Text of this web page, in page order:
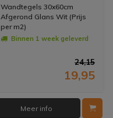
Wandtegels 30x60cm
Afgerond Glans Wit (Prijs
per m2)
Binnen 1 week geleverd
24,15
19,95
Meer info